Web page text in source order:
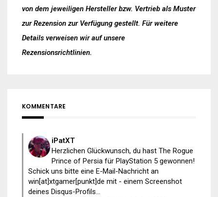
von dem jeweiligen Hersteller bzw. Vertrieb als Muster
zur Rezension zur Verfügung gestellt. Für weitere
Details verweisen wir auf unsere
Rezensionsrichtlinien.
KOMMENTARE
iPatXT
Herzlichen Glückwunsch, du hast The Rogue
Prince of Persia für PlayStation 5 gewonnen!
Schick uns bitte eine E-Mail-Nachricht an
win[at]xtgamer[punkt]de mit - einem Screenshot
deines Disqus-Profils...